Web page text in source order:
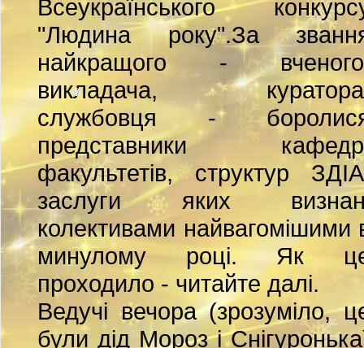
Всеукраїнського
"Людина року".За
найкращого -
викладача,
службовця -
представники
факультетів, структур
заслуги яких
колективами найвагомішими
минулому році. Як
проходило - читайте далі.
Ведучі вечора (зрозуміло,
були дід Мороз і